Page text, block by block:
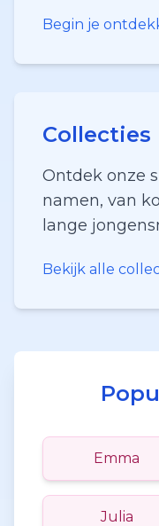
Begin je
Collecties
Ontdek onze
namen, van
lange
Bekijk alle
Emma
Julia